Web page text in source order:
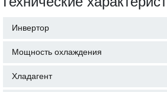
Инвертор
Мощность охлаждения
Хладагент